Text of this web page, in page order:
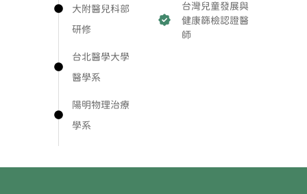
大附醫兒科部
研修
台北醫學大學
醫學系
陽明物理治療
學系
台灣兒童發展與
健康篩檢認證醫
師